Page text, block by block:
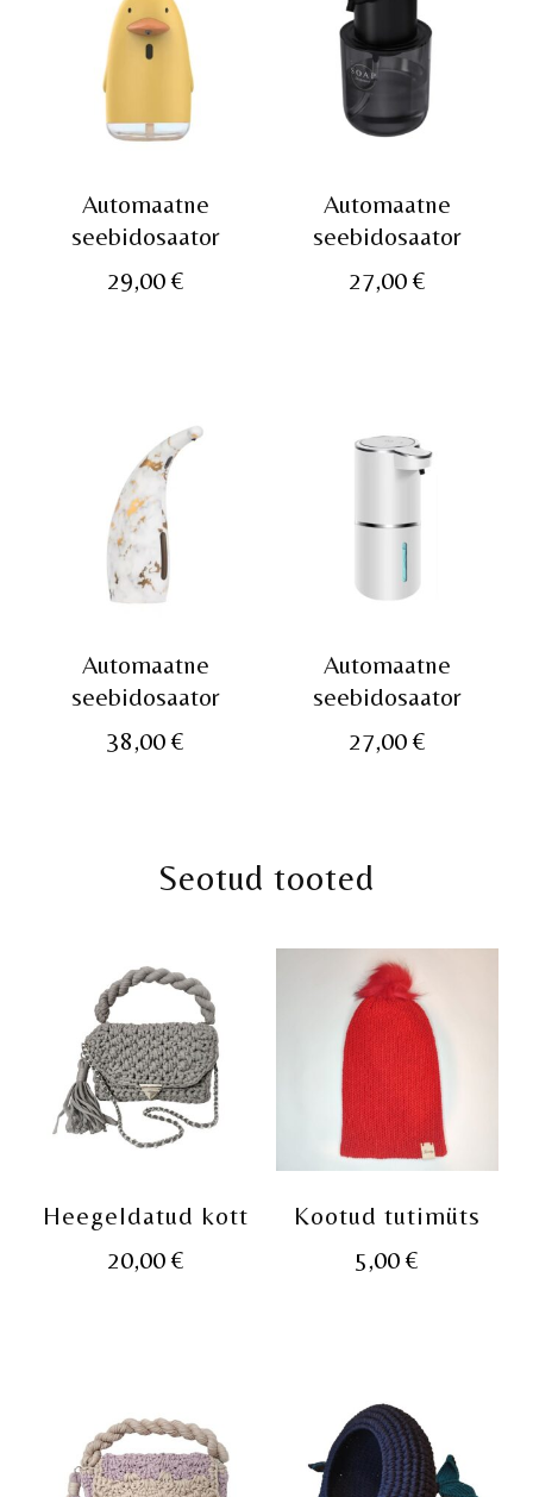
Automaatne
seebidosaator
29,00€
Automaatne
seebidosaator
27,00 €
Automaatne
seebidosaator
38,00€
Automaatne
seebidosaator
27,00 €
Seotud tooted
Heegeldatud kott
20,00€
Kootud tutimüts
5,00€